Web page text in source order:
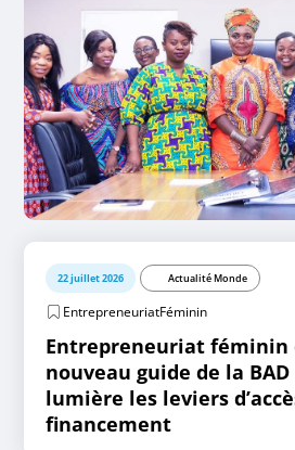
22 juillet 2026 Actualité Monde
EntrepreneuriatFéminin
Entrepreneuriat féminin
nouveau guide de la
lumière les leviers
financement